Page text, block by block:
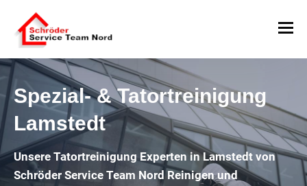
Spezial- & Tatortreinigung
Lamstedt
Unsere Tatortreinigung Experten in Lamstedt von
Schröder Service Team Nord Reinigen und